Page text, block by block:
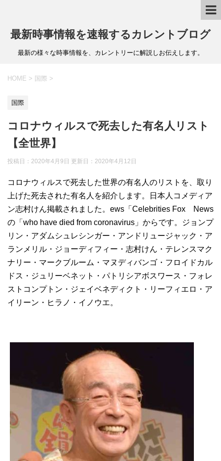
最新時事情報を速報するカレントブログ
最新の様々な時事情報を、カレントリーに解説しお伝えします。
HOME > 国際 >
国際
コロナウィルスで死去した有名人リスト
【全世界】
投稿日：2020年4月9日 更新日： 2020年4月12日
コロナウィルスで死去した世界の有名人のリストを、取り
上げた死去された有名人を紹介します。日本人コメディア
ン志村けん掲載されました。ews「Celebrities Fox News
の「who have died from coronavirus」からです。ジョンプ
リン・アダムシュレシンガー・アンドリュージャック・ア
ランメリル・ジョーディフィー・志村けん・テレンスマク
ナリー・マークブルーム・マヌディバンゴ・フロイドカル
ドス・ジュリーベネット・パトリシアボスワース・フォレ
ストコンプトン・ジェイベネディクト・リーフィエロ・ア
イリーン・ヒラノ・イノウエ。